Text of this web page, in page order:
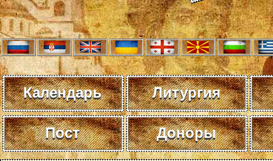
Календарь Литургия
Пост Доноры